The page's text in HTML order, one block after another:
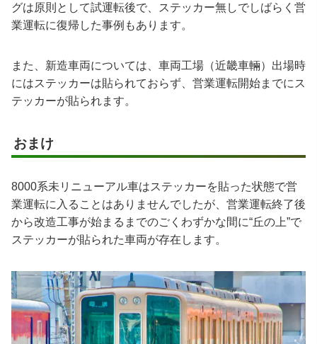
グは原則として試運転後で、ステッカー無しでしばらく営
業運転に復帰した事例もあります。
また、新造車両については、車両工場（近畿車輛）出場時
にはステッカーは貼られておらず、営業運転開始までにス
テッカーが貼られます。
おまけ
8000系未リニューアル車はステッカーを貼った状態で営
業運転に入ることはありませんでしたが、営業運転終了後
から改造工事が始まるまでのごくわずかな間に“丘の上”で
ステッカーが貼られた車両が存在します。